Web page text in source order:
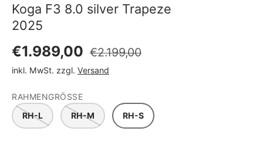
Koga F3 8.0 silver Trapeze
2025
Verkaufspreis
€1.989,00 Normaler Preis
€2.199,00
inkl. MwSt. zzgl. Versand
RAHMENGRÖSSE
RH-L
RH-M RH-S